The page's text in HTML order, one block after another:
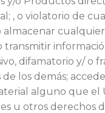
, o violatorio de
transmitir
difamatorio y/
los demás;
alguno que el
u otros